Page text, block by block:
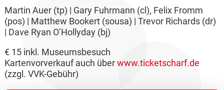
Martin Auer (tp) | Gary Fuhrmann (cl), Felix Fromm
(pos) | Matthew Bookert (sousa) | Trevor Richards (dr)
| Dave Ryan O’Hollyday (bj)
€ 15 inkl. Museumsbesuch
Kartenvorverkauf auch über www.ticketscharf.de
(zzgl. VVK-Gebühr)